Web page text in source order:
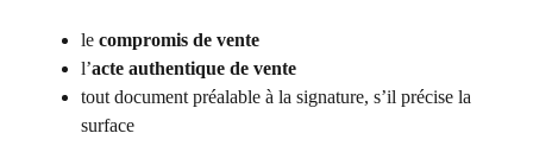
le compromis de vente
l’acte authentique de vente
tout document préalable à la signature, s’il précise la
surface